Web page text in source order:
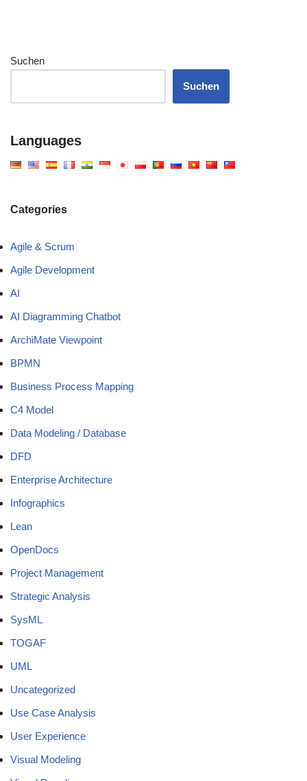
Suchen
Suchen
Languages
Categories
Agile & Scrum
Agile Development
AI
AI Diagramming Chatbot
ArchiMate Viewpoint
BPMN
Business Process Mapping
C4 Model
Data Modeling / Database
DFD
Enterprise Architecture
Infographics
Lean
OpenDocs
Project Management
Strategic Analysis
SysML
TOGAF
UML
Uncategorized
Use Case Analysis
User Experience
Visual Modeling